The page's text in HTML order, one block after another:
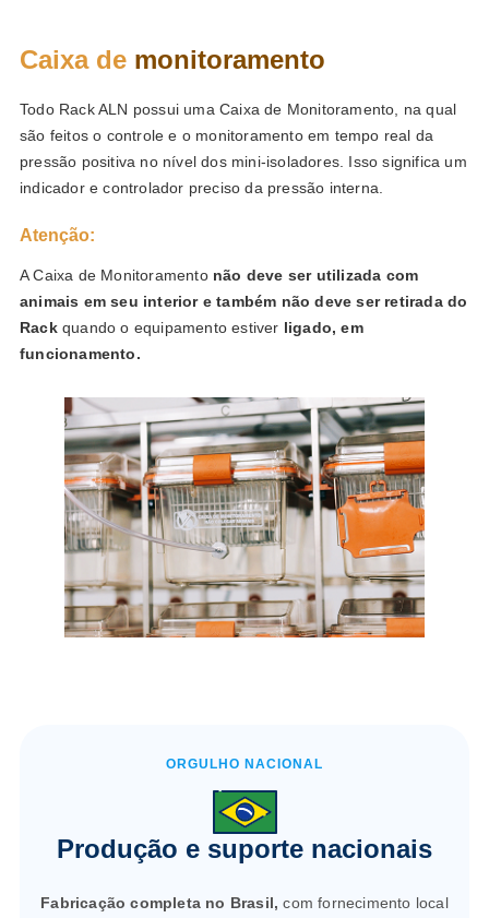
Caixa de monitoramento
Todo Rack ALN possui uma Caixa de Monitoramento, na qual
são feitos o controle e o monitoramento em tempo real da
pressão positiva no nível dos mini-isoladores. Isso significa um
indicador e controlador preciso da pressão interna.
Atenção:
A Caixa de Monitoramento não deve ser utilizada com
animais em seu interior e também não deve ser retirada do
Rackquando o equipamento estiver ligado, em
funcionamento.
ORGULHO NACIONAL
Produção e suporte nacionais
Fabricação completa no Brasil, com fornecimento local